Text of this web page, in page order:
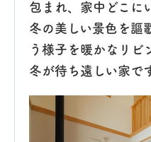
包まれ、家中どこに
冬の美しい景色を謳
う様子を暖かなリビ
冬が待ち遠しい家です